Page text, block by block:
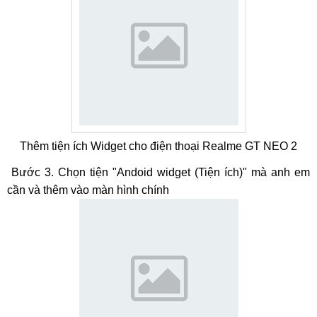
Thêm tiện ích Widget cho điện thoại Realme GT NEO 2
Bước 3. Chọn tiện "Andoid widget (Tiện ích)" mà anh em
cần và thêm vào màn hình chính